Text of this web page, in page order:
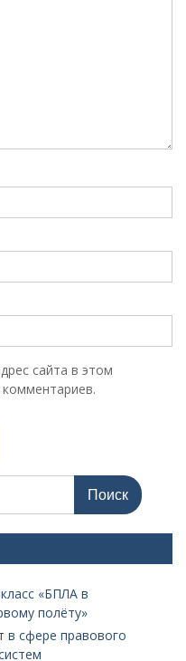
сайта в этом
«БПЛА в
полёту»
в сфере правового